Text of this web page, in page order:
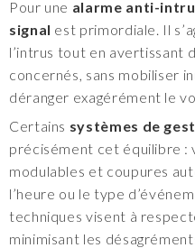
Pour une alarme anti-
signal est primordiale. Il
l’intrus tout en avertissant
concernés, sans mobiliser
déranger exagérément le
Certains systèmes de
précisément cet équilibre :
modulables et coupures
l’heure ou le type
techniques visent à
minimisant les